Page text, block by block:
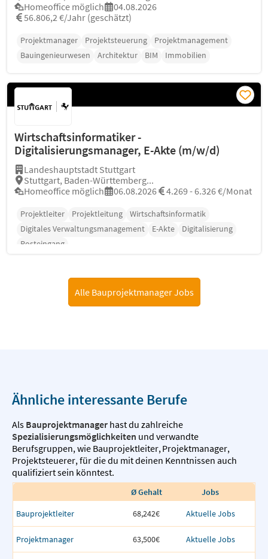
Homeoffice möglich
04.08.2026
56.806,2 €/Jahr (geschätzt)
Projektmanager Projektsteuerung
Projektmanagement
Bauingenieurwesen
Architektur BIM Immobilien
Wirtschaftsinformatiker -
Digitalisierungsmanager, E-Akte (m/w/d)
Landeshauptstadt Stuttgart
Stuttgart, Baden-Württemberg...
Homeoffice möglich
06.08.2026 4.269 - 6.326 €/Monat
Projektleiter Projektleitung
Wirtschaftsinformatik
Digitales Verwaltungsmanagement
E-Akte
Digitalisierung
Posteingang
Alle Bauprojektmanager Jobs
Ähnliche interessante Berufe
Als Bauprojektmanager hast du zahlreiche
Spezialisierungsmöglichkeiten und verwandte
Berufsgruppen, wie Bauprojektleiter,Projektmanager,
Projektsteuerer,für die du mit deinen Kenntnissen auch
qualifiziert sein könntest.
Ø Gehalt
Jobs
Bauprojektleiter
68,242€ Aktuelle Jobs
Projektmanager 63,500€ Aktuelle Jobs